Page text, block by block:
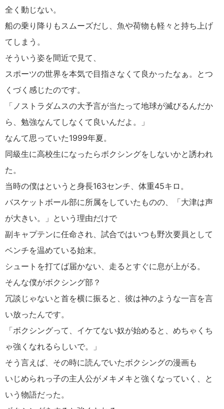
全く動じない。
船の乗り降りもスムーズだし、魚や荷物も軽々と持ち上げ
てしまう。
そういう姿を間近で見て、
スポーツの世界を本気で目指さなくて良かったなぁ。とつ
くづく感じたのです。
「ノストラダムスの大予言が当たって地球が滅びるんだか
ら、勉強なんてしなくて良いんだよ。」
なんて思っていた1999年夏。
同級生に高校生になったらボクシングをしないかと誘われ
た。
当時の僕はというと身長163センチ、体重45キロ。
バスケットボール部に所属をしていたものの、「大津は声
が大きい。」という理由だけで
副キャプテンに任命され、試合ではいつも野次要員として
ベンチを温めている始末。
シュートを打てば届かない、走るとすぐに息が上がる。
そんな僕がボクシング部？
冗談じゃないと首を横に振ると、彼は神のような一言を言
い放ったんです。
「ボクシングって、イケてない奴が始めると、めちゃくち
ゃ強くなれるらしいで。」
そう言えば、その時に読んでいたボクシングの漫画も
いじめられっ子の主人公がメキメキと強くなっていく、と
いう物語だった。